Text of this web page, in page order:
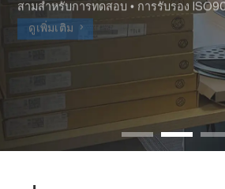
• ผลิตภัณฑ์ 100% พร้อมการตรวจสอบย้อ
สามสำหรับการทดสอบ • การรับรอง